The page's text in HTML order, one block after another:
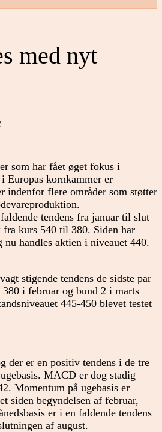
med nyt
som har fået øget fokus i
Europas kornkammer er
indenfor flere områder som støtter
tendens fra januar til slut
kurs 540 til 380. Siden har
nu handles aktien i niveauet 440.
stigende tendens de sidste par
i februar og bund 2 i marts
445-450 blevet testet
der er en positiv tendens i de tre
MACD er dog stadig
Momentum på ugebasis er
siden begyndelsen af februar,
er i en faldende tendens
af august.